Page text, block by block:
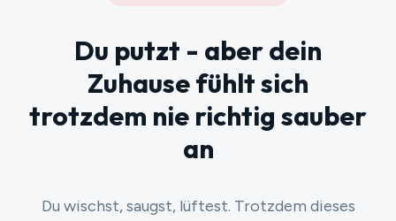
Du putzt - aber dein
Zuhause fühlt sich
trotzdem nie richtig sauber
an
Du wischst, saugst, lüftest. Trotzdem dieses